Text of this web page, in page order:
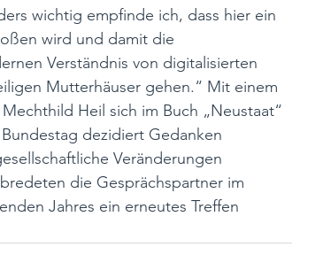
wichtig empfinde ich, dass hier ein
wird und damit die
Verständnis von digitalisierten
Mutterhäuser gehen.“ Mit einem
Heil sich im Buch „Neustaat“
dezidiert Gedanken
Veränderungen
die Gesprächspartner im
Jahres ein erneutes Treffen